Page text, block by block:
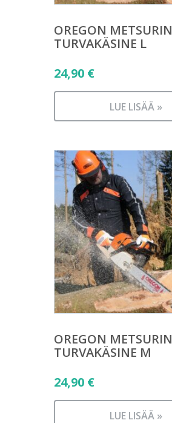
OREGON METSURIN
TURVAKÄSINE L
24,90 €
LUE LISÄÄ »
OREGON METSURIN
TURVAKÄSINE M
24,90 €
LUE LISÄÄ »